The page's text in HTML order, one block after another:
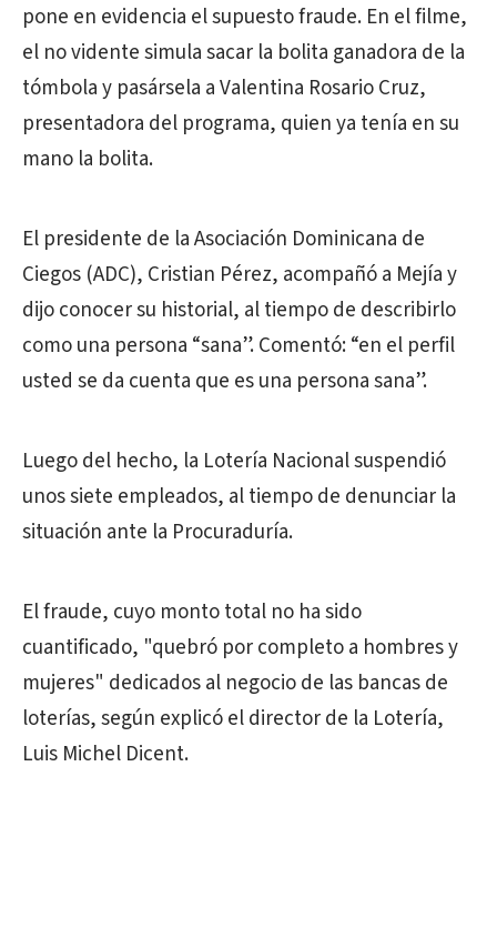
pone en evidencia el supuesto fraude. En el filme,
el no vidente simula sacar la bolita ganadora de la
tómbola y pasársela a Valentina Rosario Cruz,
presentadora del programa, quien ya tenía en su
mano la bolita.
El presidente de la Asociación Dominicana de
Ciegos (ADC), Cristian Pérez, acompañó a Mejía y
dijo conocer su historial, al tiempo de describirlo
como una persona “sana”. Comentó: “en el perfil
usted se da cuenta que es una persona sana”.
Luego del hecho, la Lotería Nacional suspendió
unos siete empleados, al tiempo de denunciar la
situación ante la Procuraduría.
El fraude, cuyo monto total no ha sido
cuantificado, "quebró por completo a hombres y
mujeres" dedicados al negocio de las bancas de
loterías, según explicó el director de la Lotería,
Luis Michel Dicent.